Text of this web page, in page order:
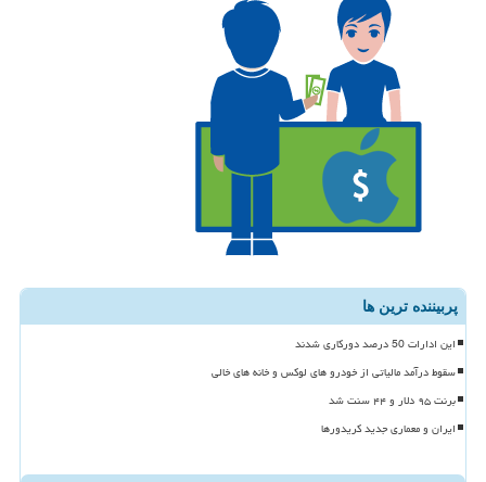
پربیننده ترین ها
این ادارات 50 درصد دورکاری شدند
سقوط درآمد مالیاتی از خودرو های لوکس و خانه های خالی
برنت ۹۵ دلار و ۴۴ سنت شد
ایران و معماری جدید کریدورها